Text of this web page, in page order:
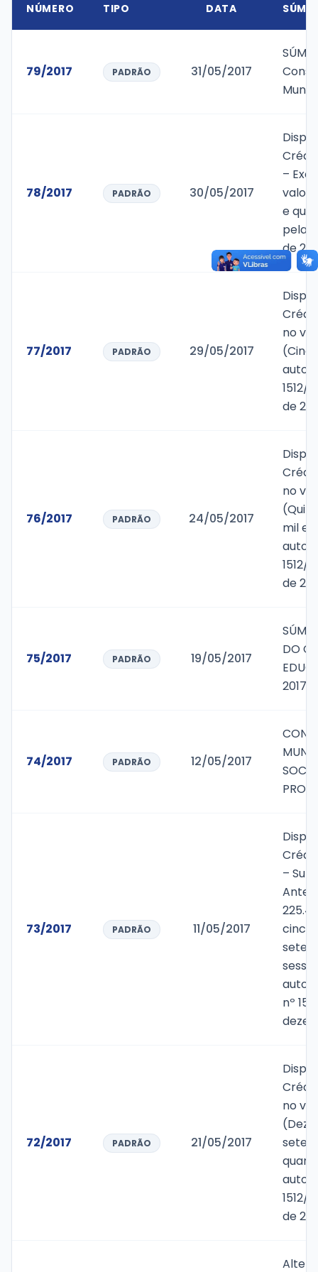
NÚMERO TIPO DATA
79/2017 PADRÃO 31/05/2017
78/2017 PADRÃO 30/05/2017
–
valor
e
pela
de 27
77/2017 PADRÃO 29/05/2017
no
1512/
de
76/2017 PADRÃO 24/05/2017
no
mil e
1512/
de
75/2017 PADRÃO 19/05/2017
DO
2017-
74/2017 PADRÃO 12/05/2017
73/2017 PADRÃO 11/05/2017
–
cinco
nº
72/2017 PADRÃO 21/05/2017
no
1512/
de